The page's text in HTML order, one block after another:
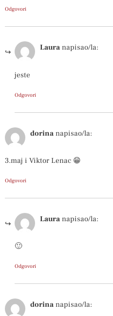
Odgovori
Laura napisao/la:
jeste
Odgovori
dorina napisao/la:
3.maj i Viktor Lenac 😁
Odgovori
Laura napisao/la:
🙂
Odgovori
dorina napisao/la: